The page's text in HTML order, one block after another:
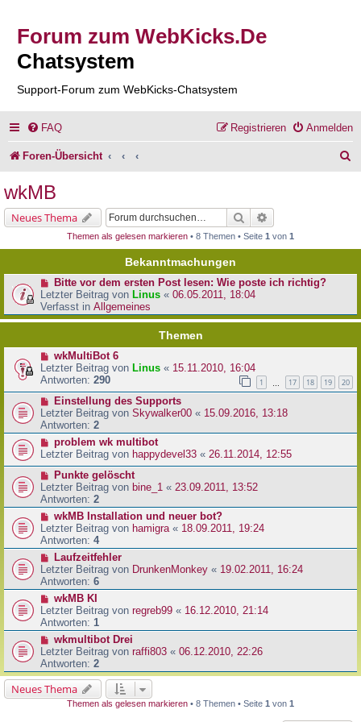
Forum zum WebKicks.De
Chatsystem
Support-Forum zum WebKicks-Chatsystem
FAQ Anmelden
Registrieren
Foren-Übersicht
e
wkMB
Neues Thema Suche
Themen als gelesen markieren • 8 Themen • Seite 1 von 1
Bekanntmachungen
Bitte vor dem ersten Post lesen: Wie poste ich richtig?
Letzter Beitrag von Linus « 06.05.2011, 18:04
Verfasst in Allgemeines
Themen
wkMultiBot 6
Letzter Beitrag von Linus « 15.11.2010, 16:04
Antworten: 290 1 17 18 19 20
Einstellung des Supports
Letzter Beitrag von Skywalker00 « 15.09.2016, 13:18
Antworten: 2
problem wk multibot
Letzter Beitrag von happydevel33 « 26.11.2014, 12:55
Punkte gelöscht
Letzter Beitrag von bine_1 « 23.09.2011, 13:52
Antworten: 2
wkMB Installation und neuer bot?
Letzter Beitrag von hamigra « 18.09.2011, 19:24
Antworten: 4
Laufzeitfehler
Letzter Beitrag von DrunkenMonkey « 19.02.2011, 16:24
Antworten: 6
wkMB KI
Letzter Beitrag von regreb99 « 16.12.2010, 21:14
Antworten: 1
wkmultibot Drei
Letzter Beitrag von raffi803 « 06.12.2010, 22:26
Antworten: 2
Neues Thema
Themen als gelesen markieren • 8 Themen • Seite 1 von 1